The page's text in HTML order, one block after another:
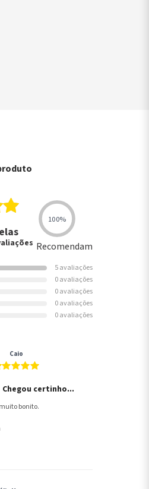
100%
Recomendam
5 avaliações
0 avaliações
0 avaliações
0 avaliações
0 avaliações
Caio
Chegou certinho...
bonito.